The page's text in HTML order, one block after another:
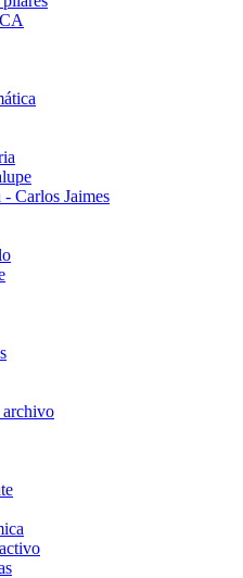
Carlos Jaimes